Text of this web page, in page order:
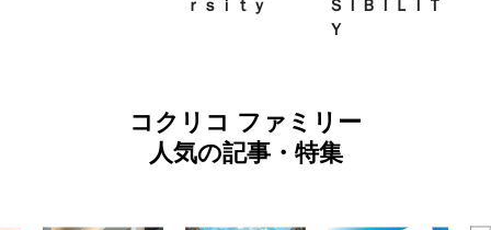
Ｙ
コクリコ ファミリー
人気の記事・特集